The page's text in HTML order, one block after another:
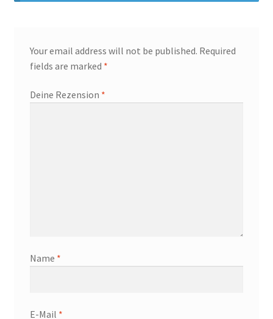
Your email address will not be published. Required
fields are marked *
Deine Rezension *
Name *
E-Mail *